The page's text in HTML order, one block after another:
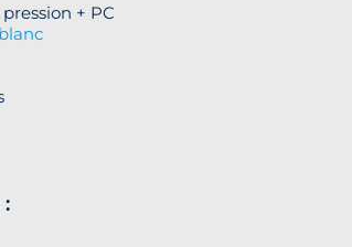
+ PC